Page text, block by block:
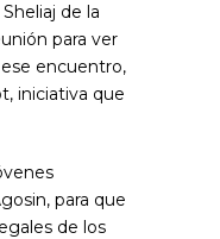
de la
para ver
encuentro,
iniciativa que
para que
de los